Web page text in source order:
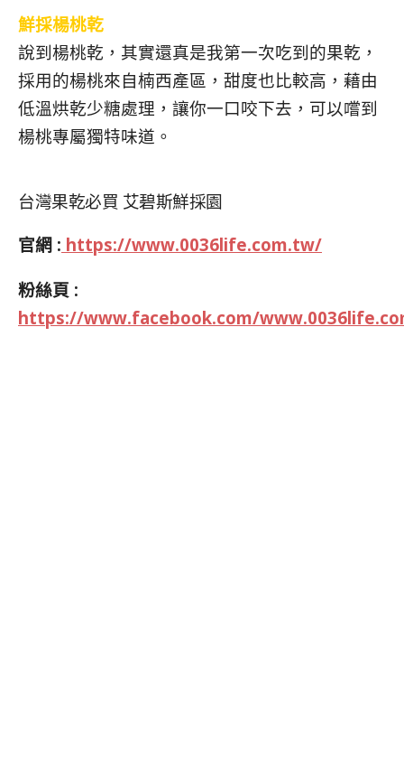
鮮採楊桃乾
說到楊桃乾，其實還真是我第一次吃到的果乾，
採用的楊桃來自楠西產區，甜度也比較高，藉由
低溫烘乾少糖處理，讓你一口咬下去，可以嚐到
楊桃專屬獨特味道。
台灣果乾必買 艾碧斯鮮採園
官網 : https://www.0036life.com.tw/
粉絲頁 :
https://www.facebook.com/